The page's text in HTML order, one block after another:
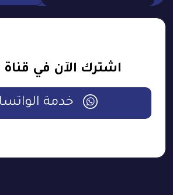
اشترك الآن في
خدمة